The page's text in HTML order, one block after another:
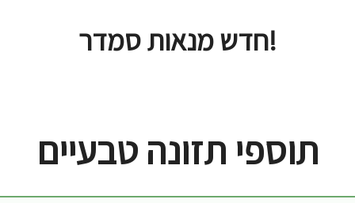
חדש מנאות סמדר!
תוספי תזונה טבעיים